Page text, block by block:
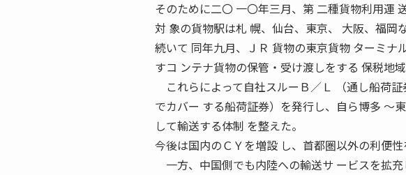
そのために二〇 一〇年三月、第 二種貨物利用運
対 象の貨物駅は札 幌、仙台、東京、 大阪、福岡
続いて 同年九月、ＪＲ 貨物の東京貨物 ターミナ
すコ ンテナ貨物の保管・受け渡しをする 保税地域
これらによって自社スルーＢ／Ｌ （通し船荷
でカバー する船荷証券）を発行し、自ら博多 〜
して輸送する体制 を整えた。
今後は国内のＣＹを増設 し、首都圏以外の利便性
一方、中国側でも内陸への輸送サ ービスを拡充